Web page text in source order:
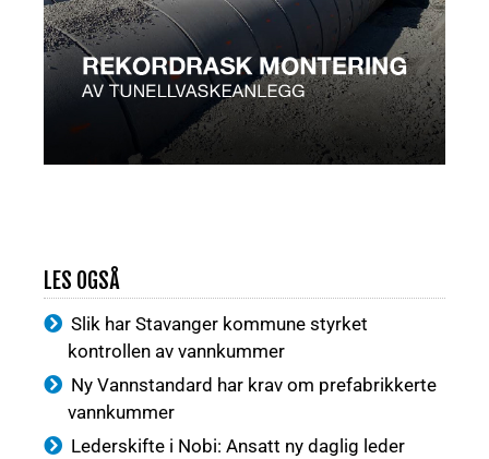
LES OGSÅ
Slik har Stavanger kommune styrket
kontrollen av vannkummer
Ny Vannstandard har krav om prefabrikkerte
vannkummer
Lederskifte i Nobi: Ansatt ny daglig leder